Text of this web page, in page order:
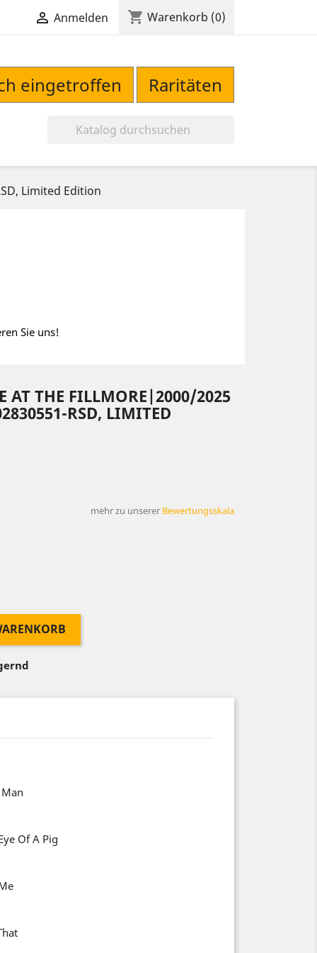
 Anmelden shopping_cart Warenkorb (0)
eingetroffen Raritäten
Limited Edition
Sie uns!
AT THE FILLMORE|2000/2025
RSD, LIMITED
mehr zu unserer Bewertungsskala
Of A Pig